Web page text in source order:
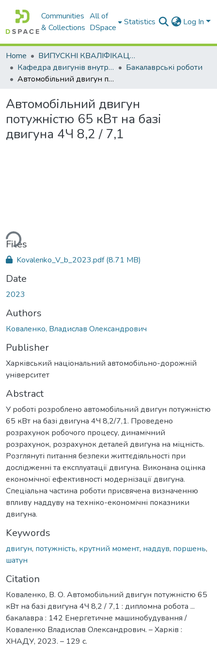
Communities
& Collections
All of
DSpace
Statistics Log In
Home
ВИПУСКНІ КВАЛІФІКАЦІЙНІ РОБОТИ
Кафедра двигунів внутрішнього згоряння
Бакалаврські роботи
Автомобільний двигун потужністю 65 кВт на базі двигуна 4Ч 8,2 / 7,1
Автомобільний двигун
потужністю 65 кВт на базі
двигуна 4Ч 8,2 / 7,1
Files
Kovalenko_V_b_2023.pdf(8.71 MB)
Date
2023
Authors
Коваленко, Владислав Олександрович
Publisher
Харківський національний автомобільно-дорожній
університет
Abstract
У роботі розроблено автомобільний двигун потужністю
65 кВт на базі двигуна 4Ч 8,2/7,1. Проведено
розрахунок робочого процесу, динамічний
розрахунок, розрахунок деталей двигуна на міцність.
Розглянуті питання безпеки життєдіяльності при
дослідженні та експлуатації двигуна. Виконана оцінка
економічної ефективності модернізації двигуна.
Спеціальна частина роботи присвячена визначенню
впливу наддуву на техніко-економічні показники
двигуна.
Keywords
двигун, потужність, крутний момент, наддув, поршень,
шатун
Citation
Коваленко, В. О. Автомобільний двигун потужністю 65
кВт на базі двигуна 4Ч 8,2 / 7,1 : дипломна робота ...
бакалавра : 142 Енергетичне машинобудування /
Коваленко Владислав Олександрович. – Харків :
ХНАДУ, 2023. – 129 с.